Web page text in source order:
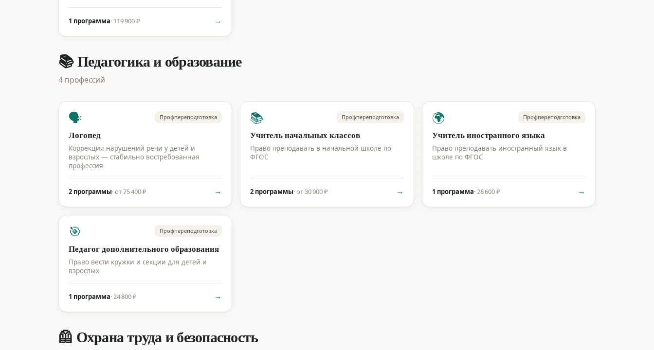
1 программа· 119 900 ₽ →
📚 Педагогика и образование
4 профессий
🗣️ Профпереподготовка
Логопед
Коррекция нарушений речи у детей и
взрослых — стабильно востребованная
профессия
2 программы·от 75 400 ₽ →
📚 Профпереподготовка
Учитель начальных классов
Право преподавать в начальной школе по
ФГОС
2 программы·от 30 900 ₽ →
🌍 Профпереподготовка
Учитель иностранного языка
Право преподавать иностранный язык в
школе по ФГОС
1 программа· 28 600 ₽ →
🎯 Профпереподготовка
Педагог дополнительного образования
Право вести кружки и секции для детей и
взрослых
1 программа· 24 800 ₽ →
🦺 Охрана труда и безопасность